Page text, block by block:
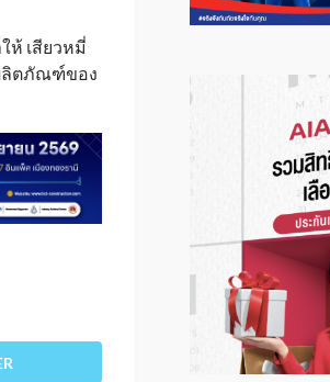
ห้ เสียวหมี่
ลิตภัณฑ์ของ